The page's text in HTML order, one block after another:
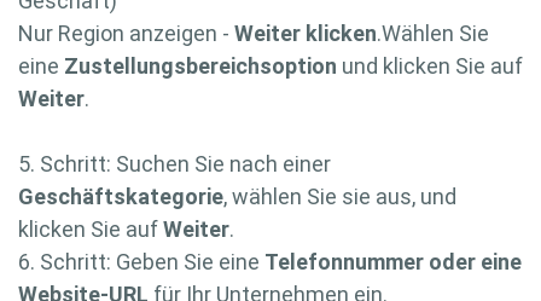
Nur Region anzeigen - Weiter klicken.Wählen Sie
eine Zustellungsbereichsoption und klicken Sie auf
Weiter.
5. Schritt: Suchen Sie nach einer
Geschäftskategorie, wählen Sie sie aus, und
klicken Sie aufWeiter.
6. Schritt: Geben Sie eine Telefonnummer oder eine
Website-URL für Ihr Unternehmen ein.